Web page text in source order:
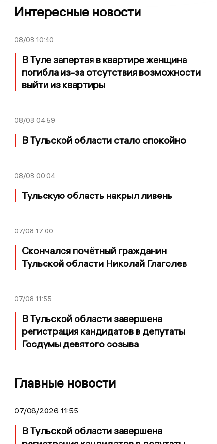
Интересные новости
08/08 10:40
В Туле запертая в квартире женщина
погибла из-за отсутствия возможности
выйти из квартиры
08/08 04:59
В Тульской области стало спокойно
08/08 00:04
Тульскую область накрыл ливень
07/08 17:00
Скончался почётный гражданин
Тульской области Николай Глаголев
07/08 11:55
В Тульской области завершена
регистрация кандидатов в депутаты
Госдумы девятого созыва
Главные новости
07/08/2026 11:55
В Тульской области завершена